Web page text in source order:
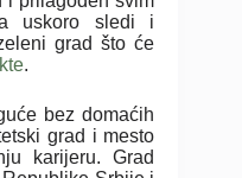
uskoro sledi i
grad što će
.
bez domaćih
grad i mesto
karijeru. Grad